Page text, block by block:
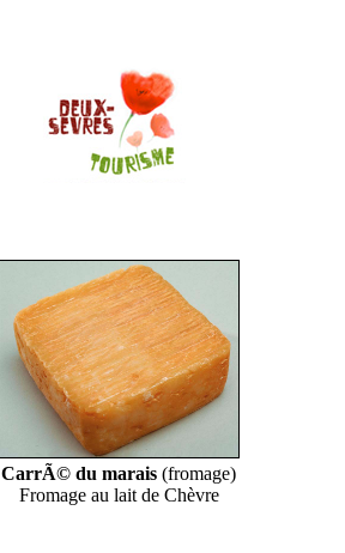
CarrÃ© du marais (fromage)
Fromage au lait de Chèvre